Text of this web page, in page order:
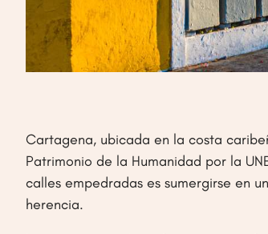
Cartagena, ubicada en la costa
Patrimonio de la Humanidad por la
calles empedradas es sumergirse en
herencia.